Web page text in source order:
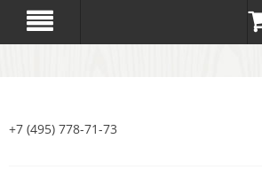
+7 (495) 778-71-73